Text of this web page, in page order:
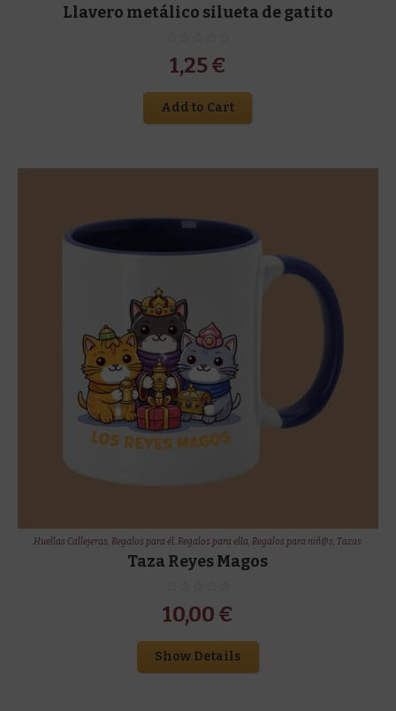
Llavero metálico silueta de gatito
1,25€
Add to Cart
Huellas Callejeras,Regalos para él,Regalos para ella,Regalos para niñ@s, Tazas
Taza Reyes Magos
10,00 €
Show Details